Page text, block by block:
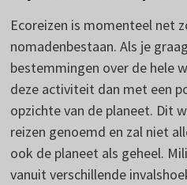
Ecoreizen is momenteel net
nomadenbestaan. Als je
bestemmingen over de hele
deze activiteit dan met een
opzichte van de planeet. Dit
reizen genoemd en zal niet
ook de planeet als geheel.
vanuit verschillende